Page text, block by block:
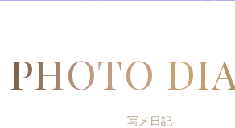
PHOTO
写メ日記